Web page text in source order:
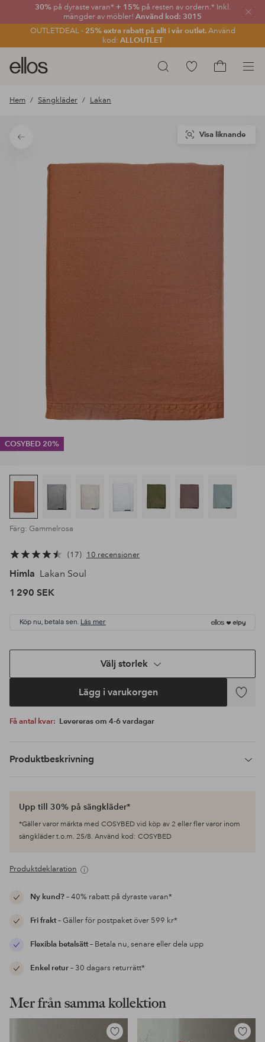
30% på dyraste varan* + 15% på resten av ordern.* Inkl.
mängder av möbler! Använd kod: 3015
OUTLETDEAL - 25% extra rabatt på allt i vår outlet.Använd
kod: ALLOUTLET
Sök
Ellos
logotyp
gå
förstasidan
Gå
Hem Sängkläder Lakan
Tillbaka
COSYBED 20%
Visa liknande
Färg: Gammelrosa
17 10 recensioner
Himla Lakan Soul
1 290 SEK
Köp nu, betala sen. Läs mer
Välj storlek
Lägg i varukorgen
Lägg
Få antal kvar: Levereras om 4-6 vardagar
Produktbeskrivning
Upp till 30% på sängkläder*
*Gäller varor märkta med COSYBED vid köp av 2 eller fler varor inom
sängkläder t.o.m. 25/8. Använd kod: COSYBED
Produktdeklaration
Ny kund?– 40% rabatt på dyraste varan*
Fri frakt– Gäller för postpaket över 599 kr*
Flexibla betalsätt– Betala nu, senare eller dela upp
Enkel retur– 30 dagars returrätt*
Mer från samma kollektion
Lägg
Lägg